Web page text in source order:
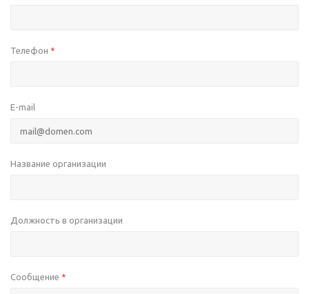
Телефон *
E-mail
Название организации
Должность в организации
Сообщение *